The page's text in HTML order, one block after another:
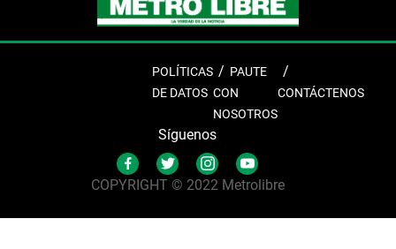
POLÍTICAS
DE DATOS
PAUTE
CON
NOSOTROS
CONTÁCTENOS
Síguenos
COPYRIGHT © 2022 Metrolibre